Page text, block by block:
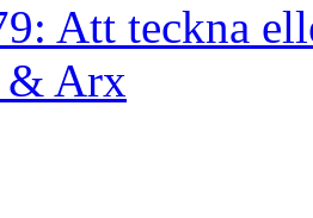
Att teckna
& Arx